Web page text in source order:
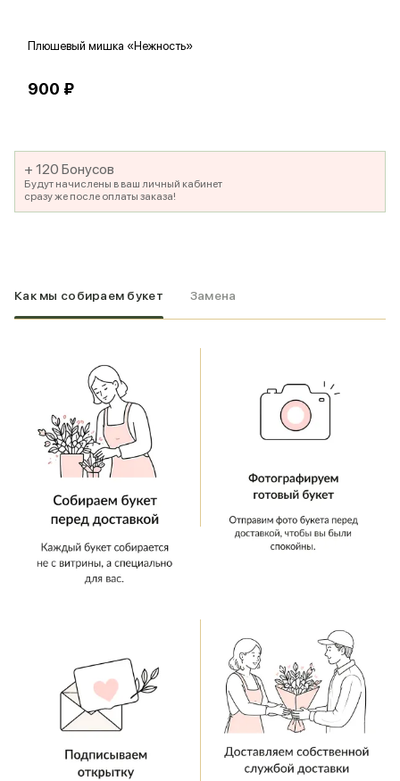
Плюшевый мишка «Нежность»
900 ₽
+ 120 Бонусов
Будут начислены в ваш личный кабинет
сразу же после оплаты заказа!
Как мы собираем букет Замена